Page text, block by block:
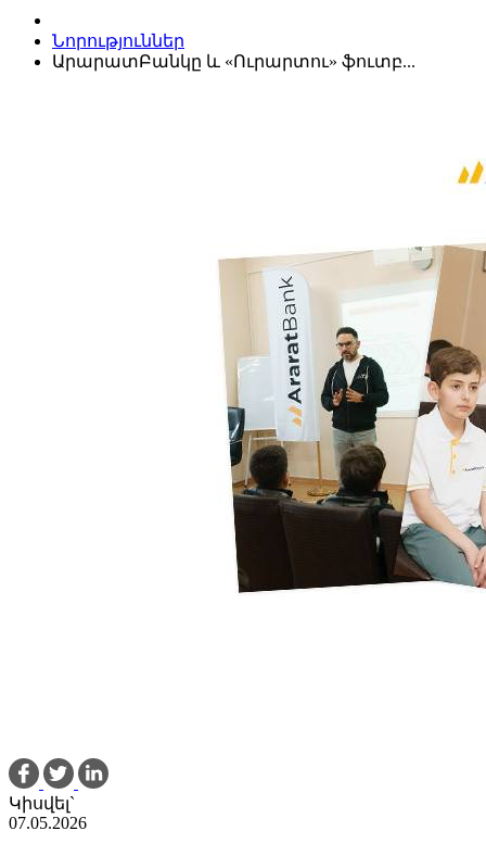
Նորություններ
ԱրարատԲանկը և «Ուրարտու» ֆուտբ...
Կիսվել`
07.05.2026